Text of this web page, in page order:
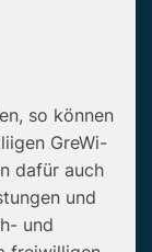
so können
GreWi-
dafür auch
und
und